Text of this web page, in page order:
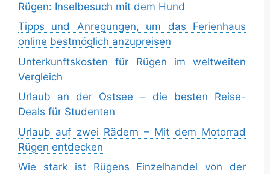
Rügen: Inselbesuch mit dem Hund
Tipps und Anregungen, um das Ferienhaus
online bestmöglich anzupreisen
Unterkunftskosten für Rügen im weltweiten
Vergleich
Urlaub an der Ostsee – die besten Reise-
Deals für Studenten
Urlaub auf zwei Rädern – Mit dem Motorrad
Rügen entdecken
Wie stark ist Rügens Einzelhandel von der